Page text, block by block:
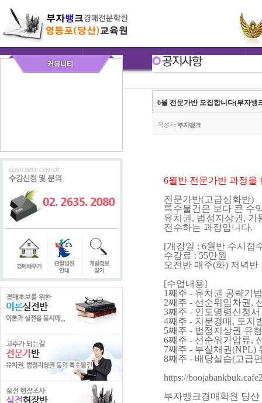
6월 전문가반 모집합니다(부자뱅
작성자: 부자뱅크
6월반 전문가반 과정을
전문가반(고급심화반)
특수물건은 보다 큰 수
유치권, 법정지상권, 가
전수하는 과정입니다.
[개강일 : 6월반 수시접
수강료 : 55만원
오전반 매주(화) 저녁반
[수업내용]
1째주 - 유치권 공략기
2째주 - 선순위임차권,
3째주 - 인도명령신청
4째주 - 지분경매, 토지
5째주 - 법정지상권 유
6째주 - 선순위가압류,
7째주 - 부실채권(NPL)
8째주 - 배당실습(고급
https://
부자뱅크경매학원 당산